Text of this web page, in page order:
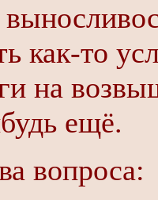
как-то
на
ещё.
вопроса: